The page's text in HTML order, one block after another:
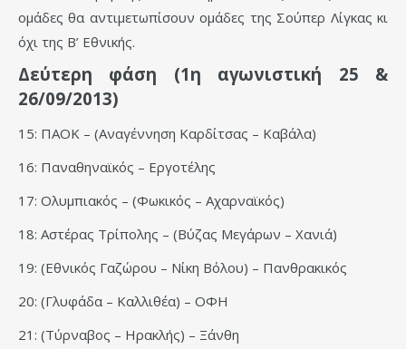
ομάδες θα αντιμετωπίσουν ομάδες της Σούπερ Λίγκας κι
όχι της Β’ Εθνικής.
Δεύτερη φάση (1η αγωνιστική 25 &
26/09/2013)
15: ΠΑΟΚ – (Αναγέννηση Καρδίτσας – Καβάλα)
16: Παναθηναϊκός – Εργοτέλης
17: Ολυμπιακός – (Φωκικός – Αχαρναϊκός)
18: Αστέρας Τρίπολης – (Βύζας Μεγάρων – Χανιά)
19: (Εθνικός Γαζώρου – Νίκη Βόλου) – Πανθρακικός
20: (Γλυφάδα – Καλλιθέα) – ΟΦΗ
21: (Τύρναβος – Ηρακλής) – Ξάνθη